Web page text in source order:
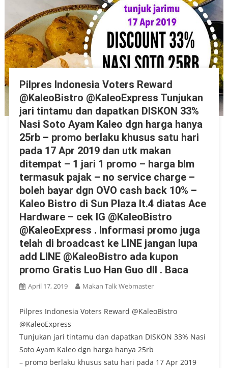
Pilpres Indonesia Voters Reward
@KaleoBistro @KaleoExpress Tunjukan
jari tintamu dan dapatkan DISKON 33%
Nasi Soto Ayam Kaleo dgn harga hanya
25rb – promo berlaku khusus satu hari
pada 17 Apr 2019 dan utk makan
ditempat – 1 jari 1 promo – harga blm
termasuk pajak – no service charge –
boleh bayar dgn OVO cash back 10% –
Kaleo Bistro di Sun Plaza lt.4 diatas Ace
Hardware – cek IG @KaleoBistro
@KaleoExpress . Informasi promo juga
telah di broadcast ke LINE jangan lupa
add LINE @KaleoBistro ada kupon
promo Gratis Luo Han Guo dll . Baca
April 17, 2019 Makan Talk Webmaster
Pilpres Indonesia Voters Reward @KaleoBistro
@KaleoExpress
Tunjukan jari tintamu dan dapatkan DISKON 33% Nasi
Soto Ayam Kaleo dgn harga hanya 25rb
– promo berlaku khusus satu hari pada 17 Apr 2019